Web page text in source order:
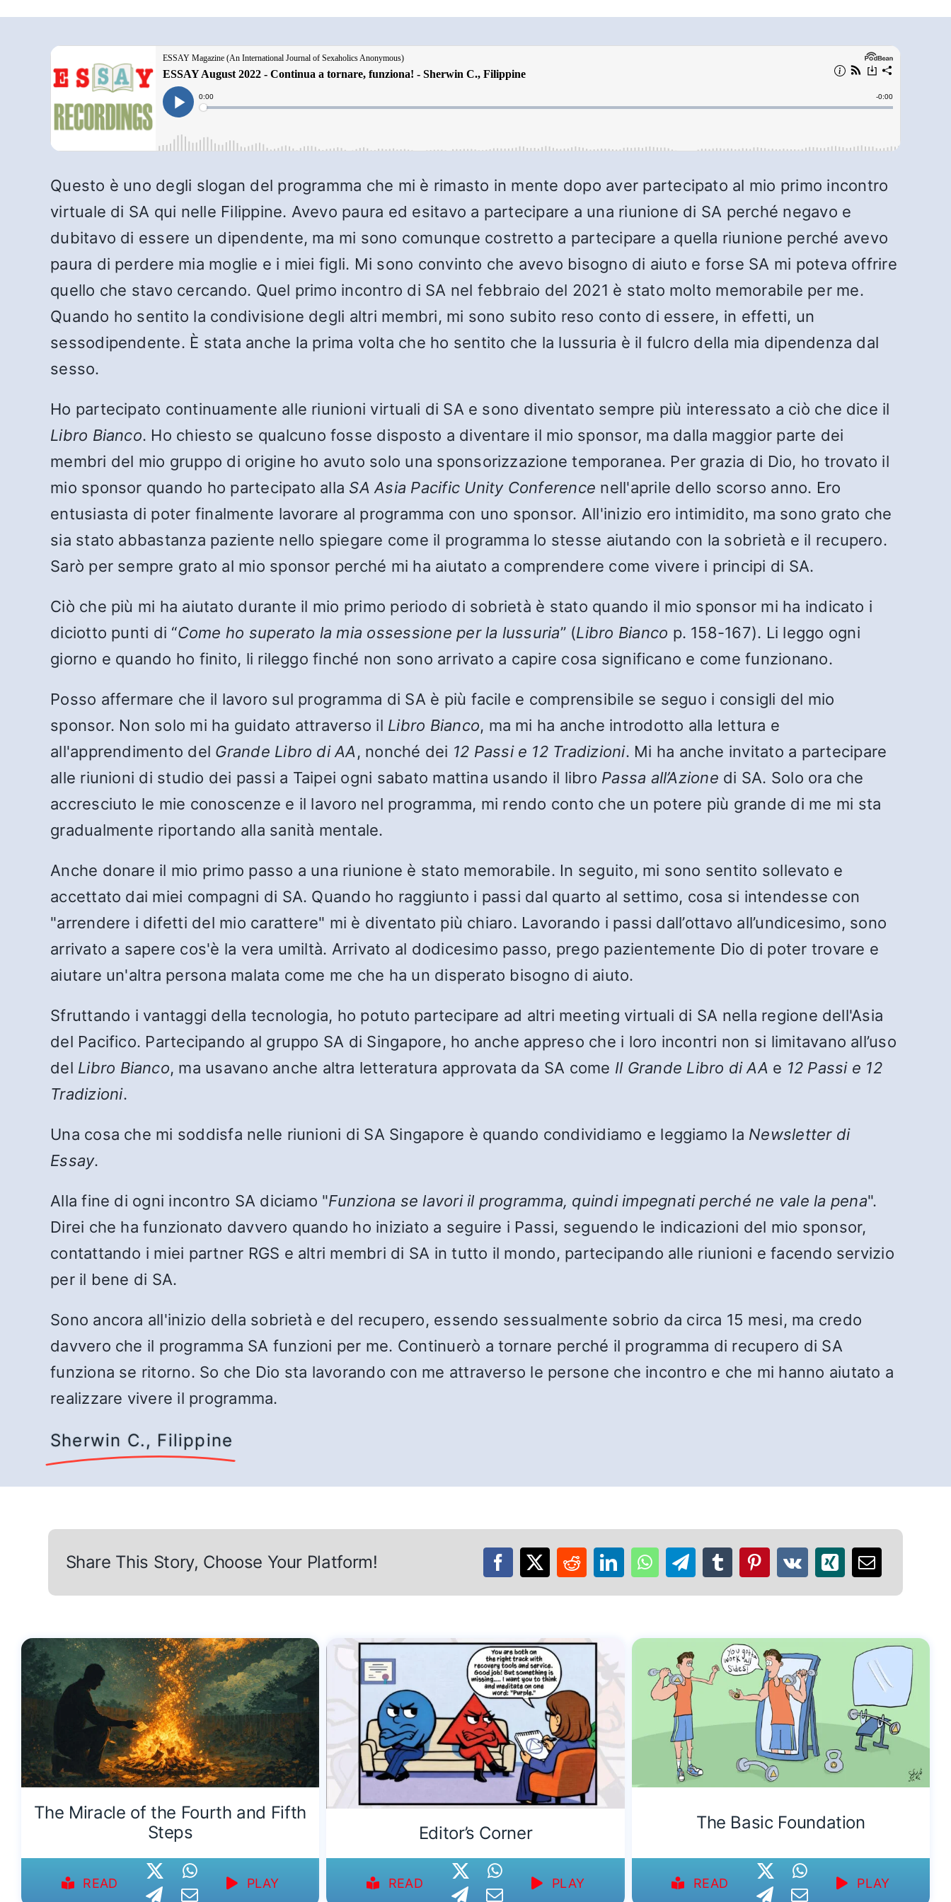
Questo è uno degli slogan del programma che mi è rimasto in mente dopo aver partecipato al mio primo incontro
virtuale di SA qui nelle Filippine. Avevo paura ed esitavo a partecipare a una riunione di SA perché negavo e
dubitavo di essere un dipendente, ma mi sono comunque costretto a partecipare a quella riunione perché avevo
paura di perdere mia moglie e i miei figli. Mi sono convinto che avevo bisogno di aiuto e forse SA mi poteva offrire
quello che stavo cercando. Quel primo incontro di SA nel febbraio del 2021 è stato molto memorabile per me.
Quando ho sentito la condivisione degli altri membri, mi sono subito reso conto di essere, in effetti, un
sessodipendente. È stata anche la prima volta che ho sentito che la lussuria è il fulcro della mia dipendenza dal
sesso.
Ho partecipato continuamente alle riunioni virtuali di SA e sono diventato sempre più interessato a ciò che dice il
Libro Bianco. Ho chiesto se qualcuno fosse disposto a diventare il mio sponsor, ma dalla maggior parte dei
membri del mio gruppo di origine ho avuto solo una sponsorizzazione temporanea. Per grazia di Dio, ho trovato il
mio sponsor quando ho partecipato alla SA Asia Pacific Unity Conference nell'aprile dello scorso anno. Ero
entusiasta di poter finalmente lavorare al programma con uno sponsor. All'inizio ero intimidito, ma sono grato che
sia stato abbastanza paziente nello spiegare come il programma lo stesse aiutando con la sobrietà e il recupero.
Sarò per sempre grato al mio sponsor perché mi ha aiutato a comprendere come vivere i principi di SA.
Ciò che più mi ha aiutato durante il mio primo periodo di sobrietà è stato quando il mio sponsor mi ha indicato i
diciotto punti di “Come ho superato la mia ossessione per la lussuria” (Libro Bianco p. 158-167). Li leggo ogni
giorno e quando ho finito, li rileggo finché non sono arrivato a capire cosa significano e come funzionano.
Posso affermare che il lavoro sul programma di SA è più facile e comprensibile se seguo i consigli del mio
sponsor. Non solo mi ha guidato attraverso il Libro Bianco, ma mi ha anche introdotto alla lettura e
all'apprendimento del Grande Libro di AA, nonché dei 12 Passi e 12 Tradizioni. Mi ha anche invitato a partecipare
alle riunioni di studio dei passi a Taipei ogni sabato mattina usando il libro Passa all’Azione di SA. Solo ora che
accresciuto le mie conoscenze e il lavoro nel programma, mi rendo conto che un potere più grande di me mi sta
gradualmente riportando alla sanità mentale.
Anche donare il mio primo passo a una riunione è stato memorabile. In seguito, mi sono sentito sollevato e
accettato dai miei compagni di SA. Quando ho raggiunto i passi dal quarto al settimo, cosa si intendesse con
"arrendere i difetti del mio carattere" mi è diventato più chiaro. Lavorando i passi dall’ottavo all’undicesimo, sono
arrivato a sapere cos'è la vera umiltà. Arrivato al dodicesimo passo, prego pazientemente Dio di poter trovare e
aiutare un'altra persona malata come me che ha un disperato bisogno di aiuto.
Sfruttando i vantaggi della tecnologia, ho potuto partecipare ad altri meeting virtuali di SA nella regione dell'Asia
del Pacifico. Partecipando al gruppo SA di Singapore, ho anche appreso che i loro incontri non si limitavano all’uso
del Libro Bianco, ma usavano anche altra letteratura approvata da SA come Il Grande Libro di AA e 12 Passi e 12
Tradizioni.
Una cosa che mi soddisfa nelle riunioni di SA Singapore è quando condividiamo e leggiamo la Newsletter di
Essay.
Alla fine di ogni incontro SA diciamo "Funziona se lavori il programma, quindi impegnati perché ne vale la pena".
Direi che ha funzionato davvero quando ho iniziato a seguire i Passi, seguendo le indicazioni del mio sponsor,
contattando i miei partner RGS e altri membri di SA in tutto il mondo, partecipando alle riunioni e facendo servizio
per il bene di SA.
Sono ancora all'inizio della sobrietà e del recupero, essendo sessualmente sobrio da circa 15 mesi, ma credo
davvero che il programma SA funzioni per me. Continuerò a tornare perché il programma di recupero di SA
funziona se ritorno. So che Dio sta lavorando con me attraverso le persone che incontro e che mi hanno aiutato a
realizzare vivere il programma.
Sherwin C., Filippine
Share This Story, Choose Your Platform!
The Miracle of the Fourth and Fifth
Steps
READ PLAY
Editor’s Corner
READ PLAY
The Basic Foundation
READ PLAY